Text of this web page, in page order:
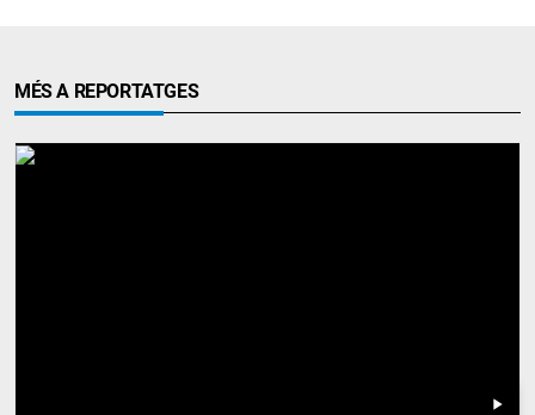
MÉS A REPORTATGES
play_arrow